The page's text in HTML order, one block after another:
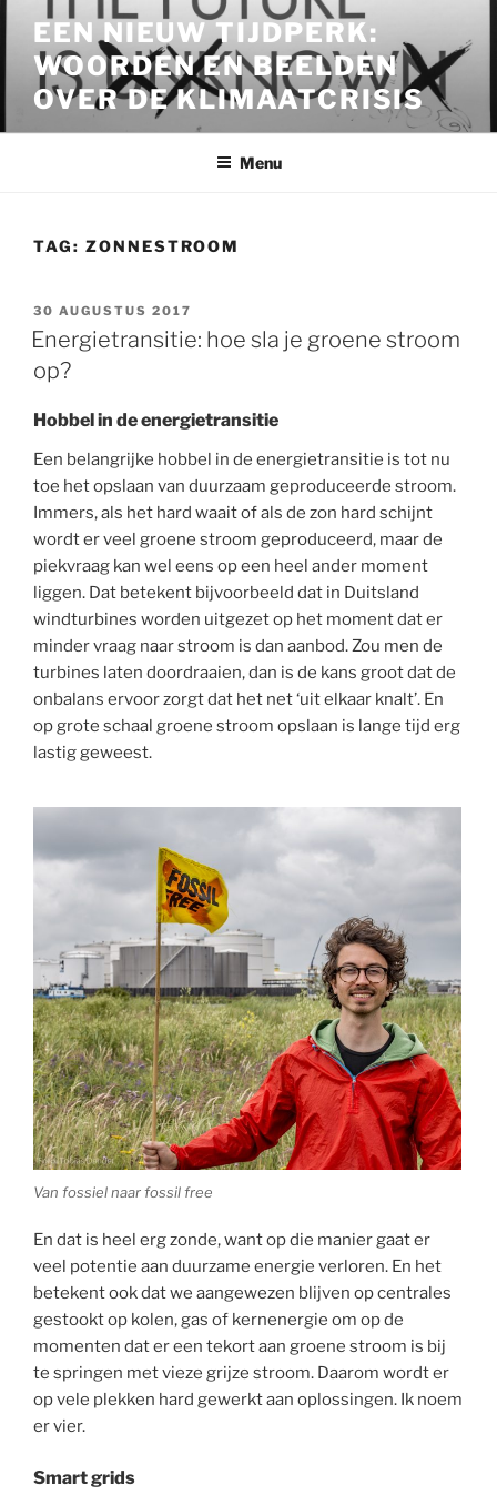
inhoud
EEN NIEUW TIJDPERK:
WOORDEN EN BEELDEN
OVER DE KLIMAATCRISIS
Menu
TAG: ZONNESTROOM
GEPLAATST
OP
30 AUGUSTUS 2017
Energietransitie: hoe sla je groene stroom
op?
Hobbel in de energietransitie
Een belangrijke hobbel in de energietransitie is tot nu
toe het opslaan van duurzaam geproduceerde stroom.
Immers, als het hard waait of als de zon hard schijnt
wordt er veel groene stroom geproduceerd, maar de
piekvraag kan wel eens op een heel ander moment
liggen. Dat betekent bijvoorbeeld dat in Duitsland
windturbines worden uitgezet op het moment dat er
minder vraag naar stroom is dan aanbod. Zou men de
turbines laten doordraaien, dan is de kans groot dat de
onbalans ervoor zorgt dat het net ‘uit elkaar knalt’. En
op grote schaal groene stroom opslaan is lange tijd erg
lastig geweest.
Van fossiel naar fossil free
En dat is heel erg zonde, want op die manier gaat er
veel potentie aan duurzame energie verloren. En het
betekent ook dat we aangewezen blijven op centrales
gestookt op kolen, gas of kernenergie om op de
momenten dat er een tekort aan groene stroom is bij
te springen met vieze grijze stroom. Daarom wordt er
op vele plekken hard gewerkt aan oplossingen. Ik noem
er vier.
Smart grids